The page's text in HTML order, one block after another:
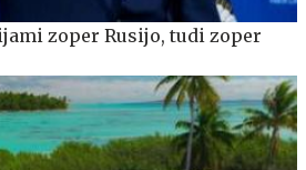
zoper Rusijo, tudi zoper